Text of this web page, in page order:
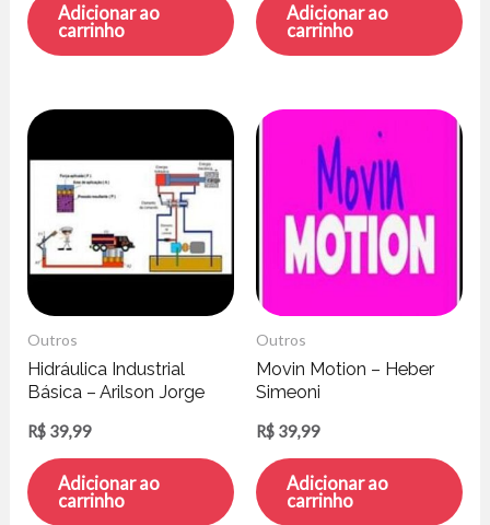
Adicionar ao
carrinho
Adicionar ao
carrinho
Outros
Hidráulica Industrial
Básica – Arilson Jorge
R$ 39,99
Adicionar ao
carrinho
Outros
Movin Motion – Heber
Simeoni
R$ 39,99
Adicionar ao
carrinho